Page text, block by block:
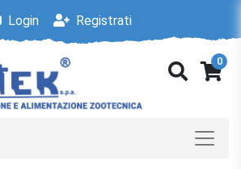
Login Registrati
0